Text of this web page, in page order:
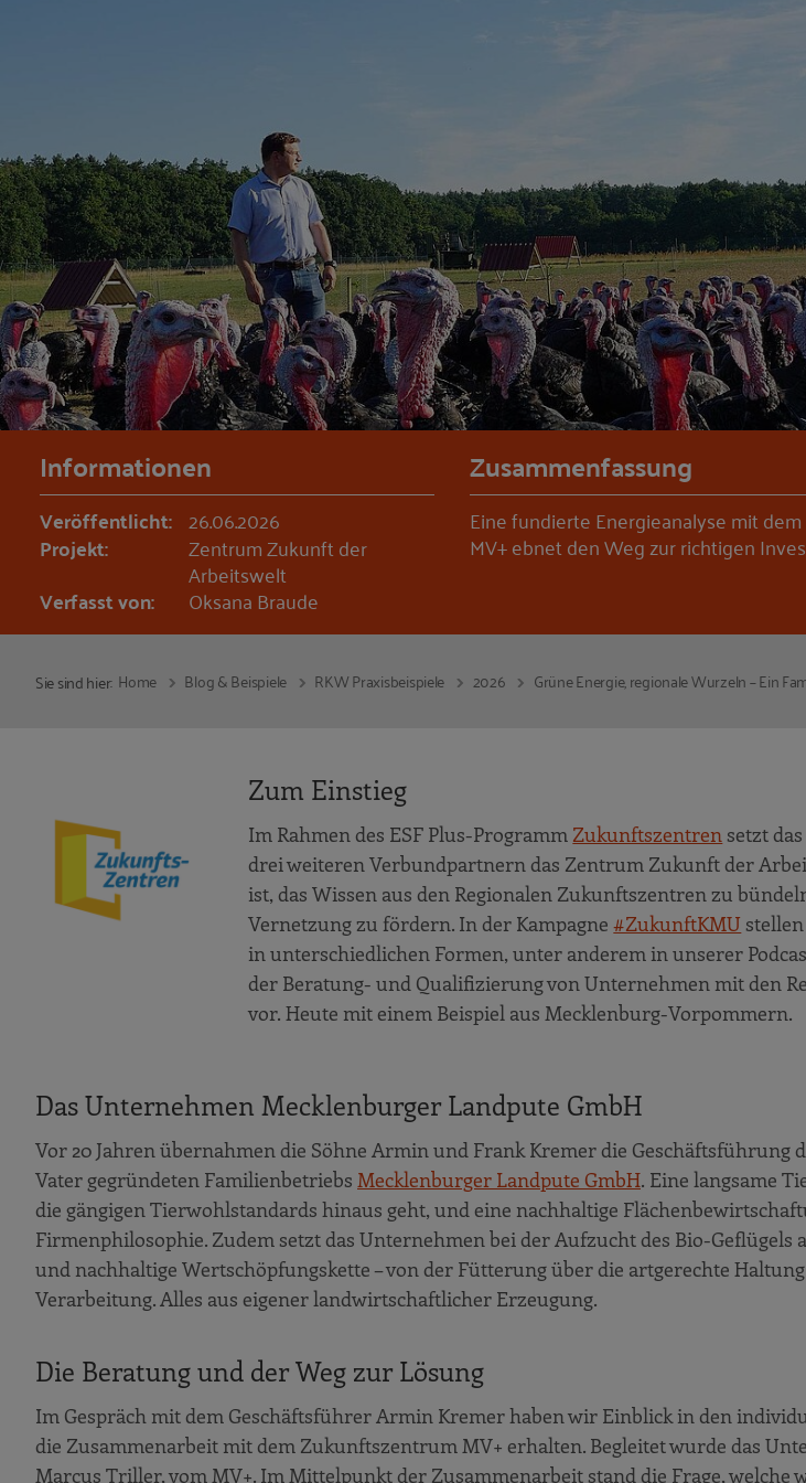
Informationen
Veröffentlicht: 26.06.2026
Projekt: Zentrum Zukunft der
Arbeitswelt
Verfasst von: Oksana Braude
Zusammenfassung
Eine fundierte Energieanalyse mit
MV+ ebnet den Weg zur richtigen
Sie sind hier: Home Blog & Beispiele RKW Praxisbeispiele 2026 Grüne Energie, regionale Wurzeln – Ein
Zum Einstieg
Im Rahmen des ESF Plus-Programm Zukunftszentren setzt
drei weiteren Verbundpartnern das Zentrum Zukunft der
ist, das Wissen aus den Regionalen Zukunftszentren zu
Vernetzung zu fördern. In der Kampagne#ZukunftKMU
in unterschiedlichen Formen, unter anderem in unserer
der Beratung- und Qualifizierung von Unternehmen mit den
vor. Heute mit einem Beispiel aus Mecklenburg-Vorpommern.
Das Unternehmen Mecklenburger Landpute GmbH
Vor 20 Jahren übernahmen die Söhne Armin und Frank Kremer die Geschäftsführung
Vater gegründeten Familienbetriebs Mecklenburger Landpute GmbH. Eine langsame
die gängigen Tierwohlstandards hinaus geht, und eine nachhaltige
Firmenphilosophie. Zudem setzt das Unternehmen bei der Aufzucht des Bio-Geflügels
und nachhaltige Wertschöpfungskette – von der Fütterung über die artgerechte
Verarbeitung. Alles aus eigener landwirtschaftlicher Erzeugung.
Die Beratung ­und der Weg zur Lösung
Im Gespräch mit dem Geschäftsführer Armin Kremer haben wir Einblick in den
die Zusammenarbeit mit dem Zukunftszentrum MV+ erhalten. Begleitet wurde das
Marcus Triller, vom MV+. Im Mittelpunkt der Zusammenarbeit stand die Frage, welche